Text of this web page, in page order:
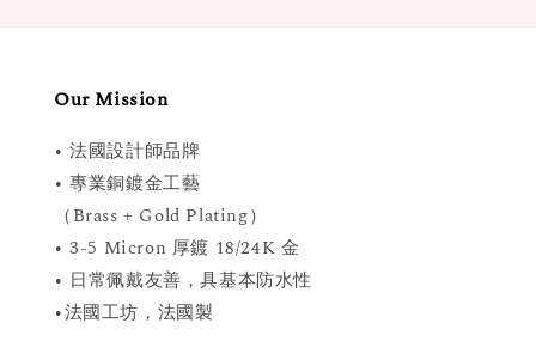
Our Mission
• 法國設計師品牌
• 專業銅鍍金工藝
（Brass + Gold Plating）
• 3-5 Micron 厚鍍 18/24K 金
• 日常佩戴友善，具基本防水性
•法國工坊，法國製